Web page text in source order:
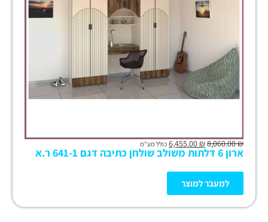
₪
8,060.00
₪ כולל מע"מ
ארון 6 דלתות משולב שולחן כתיבה דגם 641-1 ר.א
למעבר למוצר